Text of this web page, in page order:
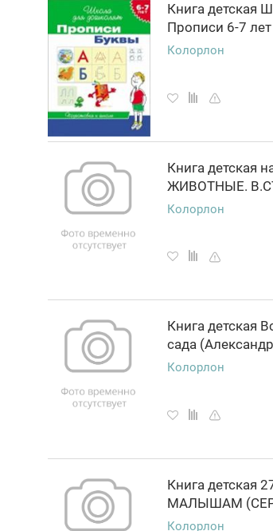
Книга детская
Колорлон
Книга детская
Колорлон
Книга детская
Колорлон
Книга детская
Колорлон